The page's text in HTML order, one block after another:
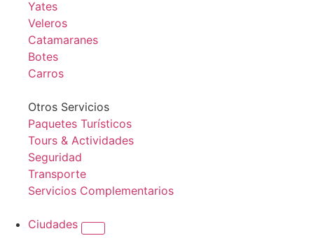
Yates
Veleros
Catamaranes
Botes
Carros
Otros Servicios
Paquetes Turísticos
Tours & Actividades
Seguridad
Transporte
Servicios Complementarios
Ciudades